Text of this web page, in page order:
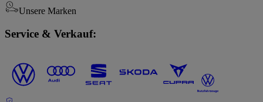
Unsere Marken
Service & Verkauf: